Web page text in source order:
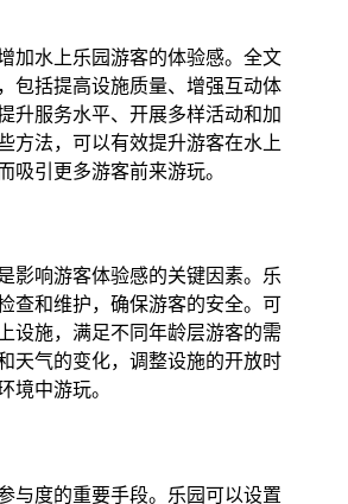
加水上乐园游客的体验感。全文
包括提高设施质量、增强互动体
升服务水平、开展多样活动和加
方法，可以有效提升游客在水上
吸引更多游客前来游玩。
影响游客体验感的关键因素。乐
查和维护，确保游客的安全。可
设施，满足不同年龄层游客的需
天气的变化，调整设施的开放时
境中游玩。
与度的重要手段。乐园可以设置